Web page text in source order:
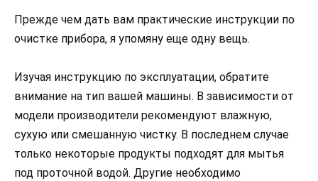
Прежде чем дать вам практические инструкции по
очистке прибора, я упомяну еще одну вещь.
Изучая инструкцию по эксплуатации, обратите
внимание на тип вашей машины. В зависимости от
модели производители рекомендуют влажную,
сухую или смешанную чистку. В последнем случае
только некоторые продукты подходят для мытья
под проточной водой. Другие необходимо